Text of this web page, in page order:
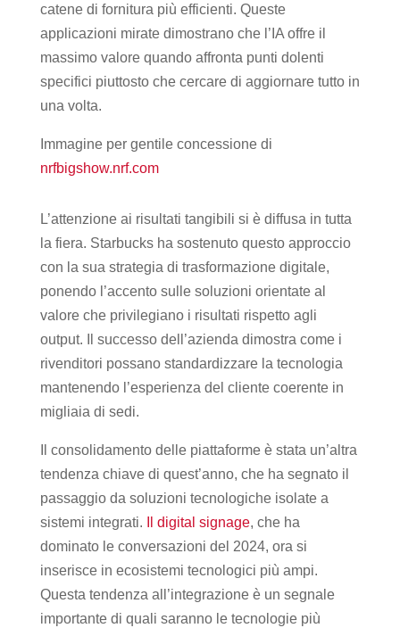
catene di fornitura più efficienti. Queste
applicazioni mirate dimostrano che l’IA offre il
massimo valore quando affronta punti dolenti
specifici piuttosto che cercare di aggiornare tutto in
una volta.
Immagine per gentile concessione di
nrfbigshow.nrf.com
L’attenzione ai risultati tangibili si è diffusa in tutta
la fiera. Starbucks ha sostenuto questo approccio
con la sua strategia di trasformazione digitale,
ponendo l’accento sulle soluzioni orientate al
valore che privilegiano i risultati rispetto agli
output. Il successo dell’azienda dimostra come i
rivenditori possano standardizzare la tecnologia
mantenendo l’esperienza del cliente coerente in
migliaia di sedi.
Il consolidamento delle piattaforme è stata un’altra
tendenza chiave di quest’anno, che ha segnato il
passaggio da soluzioni tecnologiche isolate a
sistemi integrati.
Il digital signage, che ha
dominato le conversazioni del 2024, ora si
inserisce in ecosistemi tecnologici più ampi.
Questa tendenza all’integrazione è un segnale
importante di quali saranno le tecnologie più